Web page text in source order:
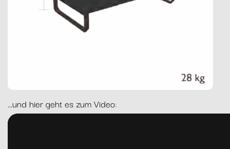
...und hier geht es zum Video: